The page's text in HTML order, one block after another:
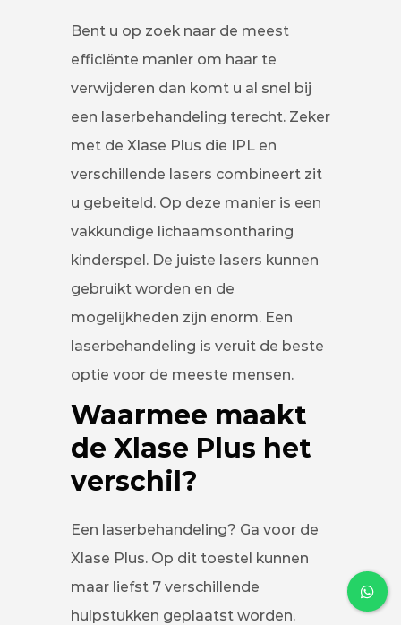
Bent u op zoek naar de meest
efficiënte manier om haar te
verwijderen dan komt u al snel bij
een laserbehandeling terecht. Zeker
met de Xlase Plus die IPL en
verschillende lasers combineert zit
u gebeiteld. Op deze manier is een
vakkundige lichaamsontharing
kinderspel. De juiste lasers kunnen
gebruikt worden en de
mogelijkheden zijn enorm. Een
laserbehandeling is veruit de beste
optie voor de meeste mensen.
Waarmee maakt
de Xlase Plus het
verschil?
Een laserbehandeling? Ga voor de
Xlase Plus. Op dit toestel kunnen
maar liefst 7 verschillende
hulpstukken geplaatst worden.